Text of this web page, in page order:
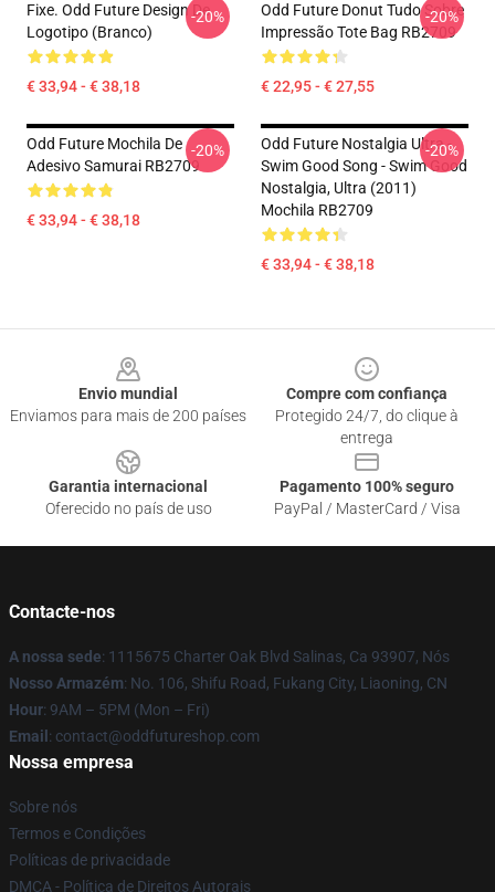
Fixe. Odd Future Design De
Logotipo (branco)
€ 33,94 - € 38,18
-20%
Odd Future Donut Tudo Sobre
Impressão Tote Bag RB2709
€ 22,95 - € 27,55
-20%
Odd Future Mochila De
Adesivo Samurai RB2709
€ 33,94 - € 38,18
-20%
Odd Future Nostalgia Ultra -
Swim Good Song - Swim Good
Nostalgia, Ultra (2011)
Mochila RB2709
€ 33,94 - € 38,18
-20%
Envio mundial
Enviamos para mais de 200 países
Compre com confiança
Protegido 24/7, do clique à
entrega
Garantia internacional
Oferecido no país de uso
Pagamento 100% seguro
PayPal / MasterCard / Visa
Contacte-nos
A nossa sede: 1115675 Charter Oak Blvd Salinas, Ca 93907, Nós
Nosso Armazém: No. 106, Shifu Road, Fukang City, Liaoning, CN
Hour: 9AM – 5PM (Mon – Fri)
Email : contact@oddfutureshop.com
Nossa empresa
Sobre nós
Termos e Condições
Políticas de privacidade
DMCA - Política de Direitos Autorais